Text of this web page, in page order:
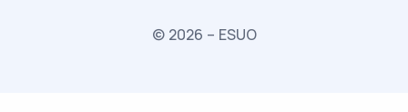
© 2026 – ESUO